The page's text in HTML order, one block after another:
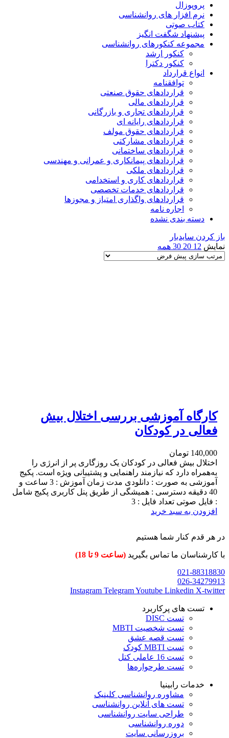
پروپوزال
نرم افزار های روانشناسی
کتاب صوتی
پیشنهاد شگفت انگیز
مجموعه کنکورهای روانشناسی
کنکور ارشد
کنکور دکترا
انواع قرارداد
توافقنامه
قراردادهای حقوق صنعتی
قراردادهای مالی
قراردادهای تجاری و بازرگانی
قراردادهای رایانه ای
قراردادهای حقوق مولف
قراردادهای مشارکتی
قراردادهای ساختمانی
قراردادهای پیمانکاری و عمرانی و مهندسی
قراردادهای ملکی
قراردادهای کاری و استخدامی
قراردادهای خدمات تخصصی
قراردادهای واگذاری امتیاز و مجوزها
اجاره نامه
دسته بندی نشده
باز کردن سایدبار
نمایش 12
20
30 همه
کارگاه آموزشی بررسی اختلال بیش
فعالی در کودکان
140,000 تومان
اختلال بیش فعالی در کودکان یک روزگاری پر از انرژی را
به‌همراه دارد که نیازمند راهنمایی و پشتیبانی ویژه است. پکیج
آموزشی به صورت : دانلودی مدت زمان آموزش : 3 ساعت و
40 دقیقه دسترسی : همیشگی از طریق پنل کاربری پکیج شامل
: فایل صوتی تعداد فایل : 3
افزودن به سبد خرید
در هر قدم کنار شما هستیم
با کارشناسان ما تماس بگیرید (ساعت 9 تا 18)
021-88318830
026-34279913
Instagram TelegramYoutube Linkedin X-twitter
تست های پرکاربرد
تست DISC
تست شخصیت MBTI
تست قصه عشق
تست MBTI کودک
تست 16 عاملی کتل
تست طرحواره‌ها
خدمات رابینیا
مشاوره روانشناسی کلینیک
تست های آنلاین روانشناسی
طراحی سایت روانشناسی
دوره روانشناسی
بروزرسانی سایت